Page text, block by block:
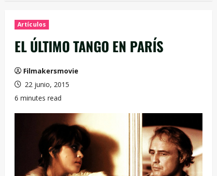
Artículos
EL ÚLTIMO TANGO EN PARÍS
Filmakersmovie
22 junio, 2015
6 minutes read